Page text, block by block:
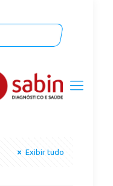
Exibir tudo